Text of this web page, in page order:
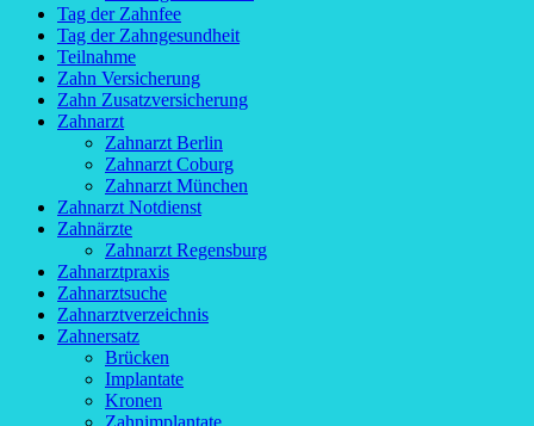
Tag der Zahnfee
Tag der Zahngesundheit
Teilnahme
Zahn Versicherung
Zahn Zusatzversicherung
Zahnarzt
Zahnarzt Berlin
Zahnarzt Coburg
Zahnarzt München
Zahnarzt Notdienst
Zahnärzte
Zahnarzt Regensburg
Zahnarztpraxis
Zahnarztsuche
Zahnarztverzeichnis
Zahnersatz
Brücken
Implantate
Kronen